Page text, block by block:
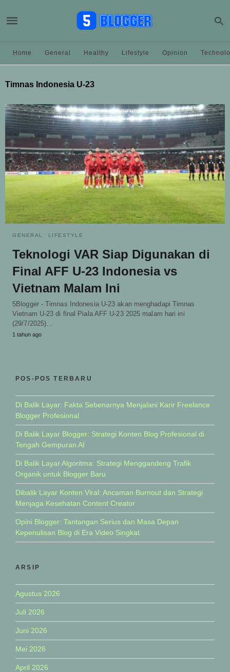
Home General Healthy Lifestyle Opinion
Timnas Indonesia U-23
GENERAL LIFESTYLE
Teknologi VAR Siap Digunakan di
Final AFF U-23 Indonesia vs
Vietnam Malam Ini
5Blogger - Timnas Indonesia U-23 akan menghadapi Timnas
Vietnam U-23 di final Piala AFF U-23 2025 malam hari ini
(29/7/2025)…
1 tahun ago
POS-POS TERBARU
Di Balik Layar: Fakta Sebenarnya Menjalani Karir Freelance
Blogger Profesional
Di Balik Layar Blogger: Strategi Konten Blog Profesional di
Tengah Gempuran AI
Di Balik Layar Algoritma: Strategi Menggandeng Trafik
Organik untuk Blogger Baru
Dibalik Layar Konten Viral: Ancaman Burnout dan Strategi
Menjaga Kesehatan Content Creator
Opini Blogger: Tantangan Serius dan Masa Depan
Kepenulisan Blog di Era Video Singkat
ARSIP
Agustus 2026
Juli 2026
Juni 2026
Mei 2026
April 2026